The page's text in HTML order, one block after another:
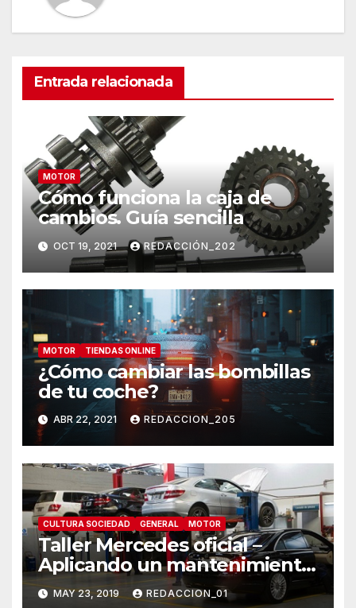
Entrada relacionada
MOTOR
Cómo funciona la caja de
cambios. Guía sencilla
OCT 19, 2021 REDACCIÓN_202
MOTOR TIENDAS ONLINE
¿Cómo cambiar las bombillas
de tu coche?
ABR 22, 2021 REDACCION_205
CULTURA SOCIEDAD GENERAL MOTOR
Taller Mercedes oficial –
Aplicando un mantenimiento
inteligente y efectivo
MAY 23, 2019 REDACCION_01